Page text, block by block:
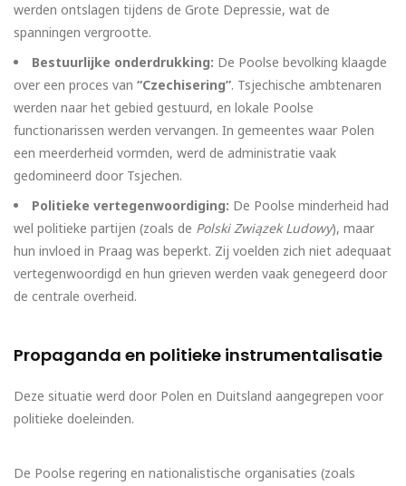
werden ontslagen tijdens de Grote Depressie, wat de
spanningen vergrootte.
Bestuurlijke onderdrukking: De Poolse bevolking klaagde
over een proces van “Czechisering”. Tsjechische ambtenaren
werden naar het gebied gestuurd, en lokale Poolse
functionarissen werden vervangen. In gemeentes waar Polen
een meerderheid vormden, werd de administratie vaak
gedomineerd door Tsjechen.
Politieke vertegenwoordiging: De Poolse minderheid had
wel politieke partijen (zoals de Polski Związek Ludowy), maar
hun invloed in Praag was beperkt. Zij voelden zich niet adequaat
vertegenwoordigd en hun grieven werden vaak genegeerd door
de centrale overheid.
Propaganda en politieke instrumentalisatie
Deze situatie werd door Polen en Duitsland aangegrepen voor
politieke doeleinden.
De Poolse regering en nationalistische organisaties (zoals